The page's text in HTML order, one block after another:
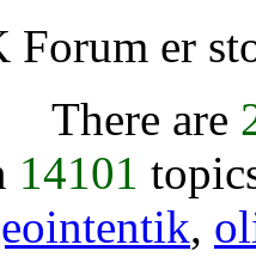
Forum er
There are
14101
,